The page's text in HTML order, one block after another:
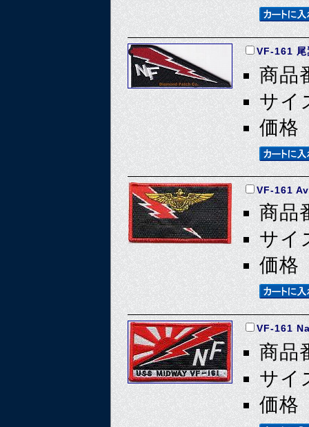
VF-161 尾
商品
サイ
価格
VF-161
商品
サイ
価格
VF-161
商品
サイ
価格